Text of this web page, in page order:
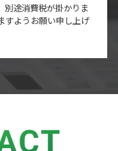
途消費税が掛かりま
すようお願い申し上げ